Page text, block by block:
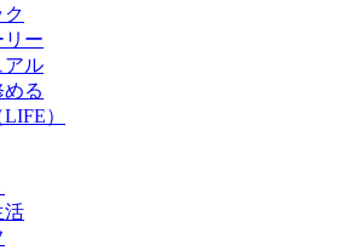
リー
アル
る
）
活